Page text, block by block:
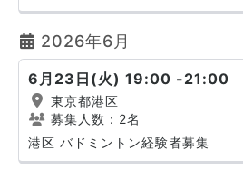
2026年6月
6月23日(火) 19:00 -21:00
東京都港区
募集人数：2名
港区 バドミントン経験者募集